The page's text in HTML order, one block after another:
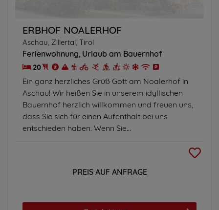
ERBHOF NOALERHOF
Aschau, Zillertal, Tirol
Ferienwohnung Urlaub am Bauernhof
20
Ein ganz herzliches Grüß Gott am Noalerhof in
Aschau! Wir heißen Sie in unserem idyllischen
Bauernhof herzlich willkommen und freuen uns,
dass Sie sich für einen Aufenthalt bei uns
entschieden haben. Wenn Sie...
PREIS AUF ANFRAGE